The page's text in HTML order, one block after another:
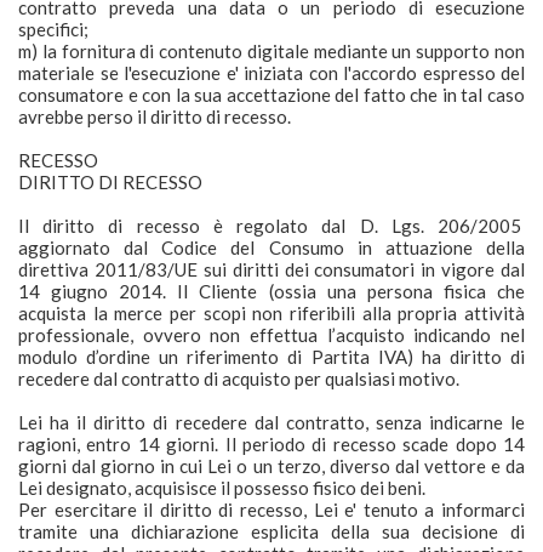
contratto preveda una data o un periodo di esecuzione
specifici;
m) la fornitura di contenuto digitale mediante un supporto non
materiale se l'esecuzione e' iniziata con l'accordo espresso del
consumatore e con la sua accettazione del fatto che in tal caso
avrebbe perso il diritto di recesso.
RECESSO
DIRITTO DI RECESSO
Il diritto di recesso è regolato dal D. Lgs. 206/2005
aggiornato dal Codice del Consumo in attuazione della
direttiva 2011/83/UE sui diritti dei consumatori in vigore dal
14 giugno 2014. Il Cliente (ossia una persona fisica che
acquista la merce per scopi non riferibili alla propria attività
professionale, ovvero non effettua l’acquisto indicando nel
modulo d’ordine un riferimento di Partita IVA) ha diritto di
recedere dal contratto di acquisto per qualsiasi motivo.
Lei ha il diritto di recedere dal contratto, senza indicarne le
ragioni, entro 14 giorni. Il periodo di recesso scade dopo 14
giorni dal giorno in cui Lei o un terzo, diverso dal vettore e da
Lei designato, acquisisce il possesso fisico dei beni.
Per esercitare il diritto di recesso, Lei e' tenuto a informarci
tramite una dichiarazione esplicita della sua decisione di